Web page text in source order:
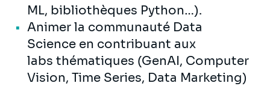
ML, bibliothèques Python…).
Animer la communauté Data
Science en contribuant aux
labs thématiques (GenAI, Computer
Vision, Time Series, Data Marketing)